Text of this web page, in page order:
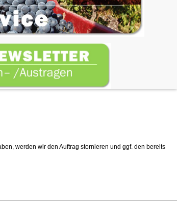
werden wir den Auftrag stornieren und ggf. den bereits